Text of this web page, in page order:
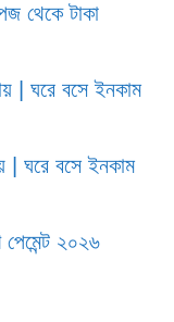
থেকে টাকা
| ঘরে বসে ইনকাম
| ঘরে বসে ইনকাম
২০২৬